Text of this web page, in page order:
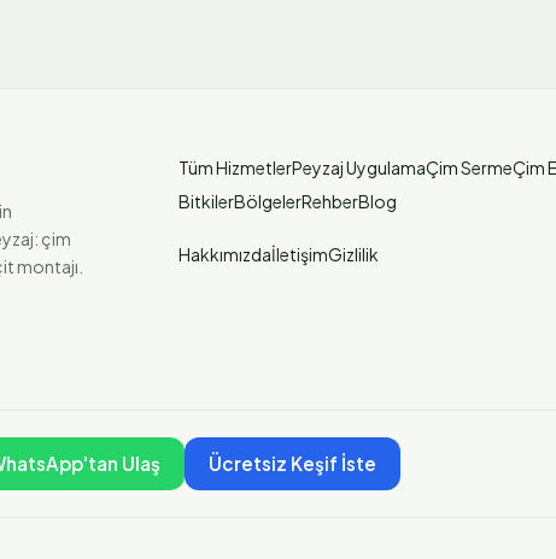
çim
montajı.
Tüm HizmetlerPeyzaj UygulamaÇim SermeÇim
BitkilerBölgelerRehberBlog
HakkımızdaİletişimGizlilik
Ulaş Ücretsiz Keşif İste